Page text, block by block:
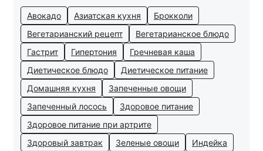
Авокадо Азиатская кухня
Брокколи
Вегетарианский рецепт
Вегетарианское блюдо
Гастрит
Гипертония
Гречневая каша
Диетическое блюдо
Диетическое питание
Домашняя кухня
Запеченные овощи
Запеченный лосось
Здоровое питание
Здоровое питание при артрите
Здоровый завтрак
Зеленые овощи
Индейка